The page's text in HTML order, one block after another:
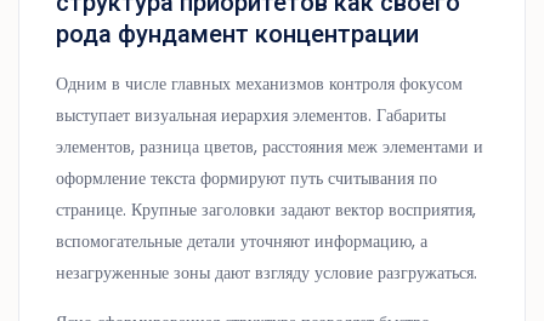
рода фундамент концентрации
Одним в числе главных механизмов контроля фокусом
выступает визуальная иерархия элементов. Габариты
элементов, разница цветов, расстояния меж элементами и
оформление текста формируют путь считывания по
странице. Крупные заголовки задают вектор восприятия,
вспомогательные детали уточняют информацию, а
незагруженные зоны дают взгляду условие разгружаться.